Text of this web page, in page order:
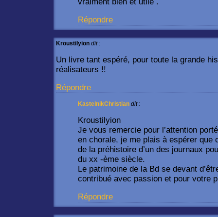
Répondre
Kroustilyion dit :
Un livre tant espéré, pour toute la grande
réalisateurs !!
Répondre
KastelnikChristian dit :
Kroustilyion
Je vous remercie pour l’attention
en chorale, je me plais à espérer que
de la préhistoire d’un des journaux
du xx -ème siècle.
Le patrimoine de la Bd se devant
contribué avec passion et pour votre
Répondre